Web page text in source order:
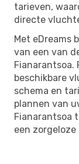
tarieven,
directe
Met eDreams
van een van
Fianarantsoa.
beschikbare
schema en
plannen van
Fianarantsoa
een zorgeloze